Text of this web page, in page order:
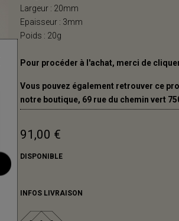
Largeur : 20mm
Epaisseur : 3mm
Poids : 20g
Pour procéder à l'achat, merci de
Vous pouvez également retrouver ce
notre boutique, 69 rue du chemin vert
91,00 €
DISPONIBLE
INFOS LIVRAISON